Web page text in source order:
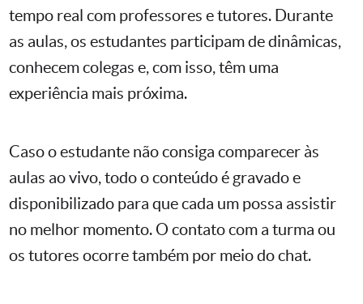
tempo real com professores e tutores. Durante
as aulas, os estudantes participam de dinâmicas,
conhecem colegas e, com isso, têm uma
experiência mais próxima.
Caso o estudante não consiga comparecer às
aulas ao vivo, todo o conteúdo é gravado e
disponibilizado para que cada um possa assistir
no melhor momento. O contato com a turma ou
os tutores ocorre também por meio do chat.